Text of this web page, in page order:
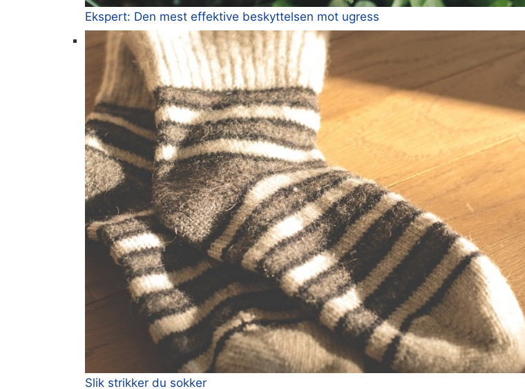
Ekspert: Den mest effektive beskyttelsen mot ugress
Slik strikker du sokker